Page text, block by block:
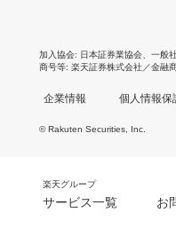
加入協会 日本証券業協会 一般
商号等 楽天証券株式会社／金融
企業情報 個人情報保
© Rakuten Securities, Inc.
楽天グループ
サービス一覧 お